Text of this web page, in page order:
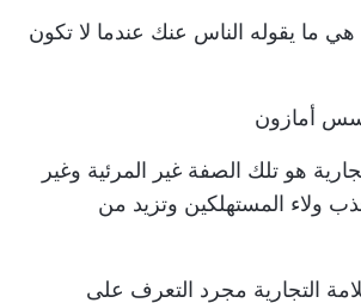
هي ما يقوله الناس عنك عندما لا تكون
أمازون
هو تلك الصفة غير المرئية وغير
ولاء المستهلكين وتزيد من
التجارية مجرد التعرف على